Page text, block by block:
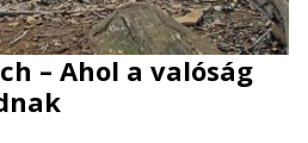
– Ahol a valóság